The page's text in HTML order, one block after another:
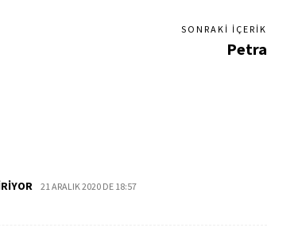
SONRAKI İÇERIK
Petra
21 ARALIK 2020 DE 18:57